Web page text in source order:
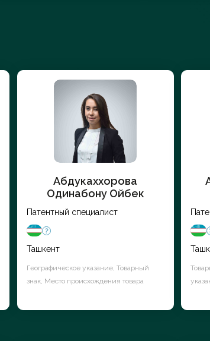
Абдукаххорова
Одинабону Ойбек
Патентный специалист
Ташкент
Географическое указание, Товарный
знак, Место происхождения товара